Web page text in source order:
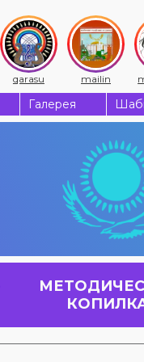
qarasu mailin
Галерея